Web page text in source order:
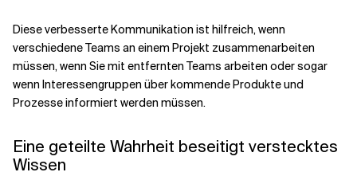
Diese verbesserte Kommunikation ist hilfreich, wenn
verschiedene Teams an einem Projekt zusammenarbeiten
müssen, wenn Sie mit entfernten Teams arbeiten oder sogar
wenn Interessengruppen über kommende Produkte und
Prozesse informiert werden müssen.
Eine geteilte Wahrheit beseitigt verstecktes
Wissen